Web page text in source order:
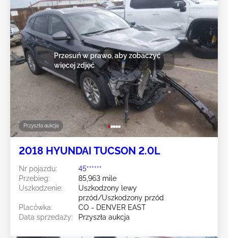
Przyszła aukcja
Przesuń w prawo, aby zobaczyć
więcej zdjęć
2018 HYUNDAI TUCSON 2.0L
Nr pojazdu:
45******
Przebieg:
85,963 mile
Uszkodzenie:
Uszkodzony lewy
przód/Uszkodzony przód
Placówka:
CO - DENVER EAST
Data sprzedaży:
Przyszła aukcja